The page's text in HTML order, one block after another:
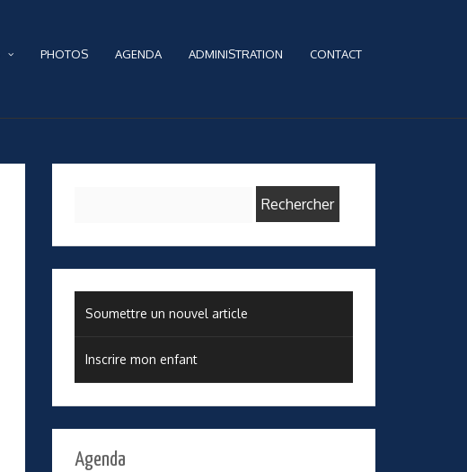
PHOTOS AGENDA ADMINISTRATION CONTACT
Soumettre un nouvel article
Inscrire mon enfant
Agenda